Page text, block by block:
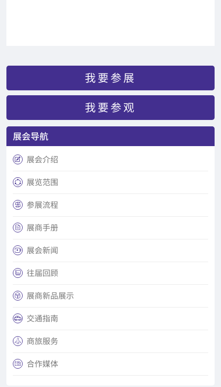
我要参展
我要参观
展会导航
 展会介绍
 展览范围
 参展流程
 展商手册
 展会新闻
 往届回顾
 展商新品展示
 交通指南
 商旅服务
 合作媒体